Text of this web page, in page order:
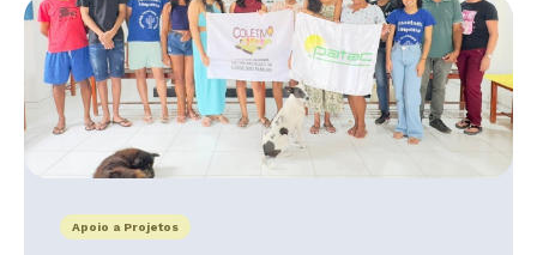
Apoio a Projetos